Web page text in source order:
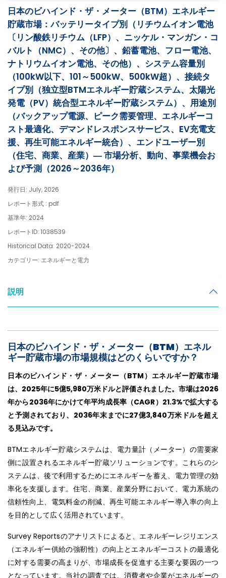
日本のビハインド・ザ・メーター（BTM）エネルギー
貯蔵市場：バッテリータイプ別（リチウムイオン電池
〔リン酸鉄リチウム（LFP）、ニッケル・マンガン・コ
バルト（NMC）、その他〕、鉛蓄電池、フロー電池、
ナトリウムイオン電池、その他）、システム容量別
（100kW以下、101～500kW、500kW超）、接続タ
イプ別（独立型BTMエネルギー貯蔵システム、太陽光
発電（PV）統合型エネルギー貯蔵システム）、用途別
（バックアップ電源、ピーク需要管理、エネルギーコ
スト最適化、デマンドレスポンスサービス、EV充電支
援、再生可能エネルギー統合）、エンドユーザー別
（住宅、商業、産業）― 市場分析、動向、事業機会お
よび予測（2026～2036年）
発行日: July, 2026
レポート形式 : pdf
基準年: 2024
レポートID: 1038539
Historical Data: 2020-2024
カテゴリー: エネルギーと電力
説明
日本のビハインド・ザ・メーター（BTM）エネル
ギー貯蔵市場の市場規模はどのくらいですか？
日本のビハインド・ザ・メーター（BTM）エネルギー貯蔵市場
は、2025年に5億5,980万米ドルと評価されました。市場は2026
年から2036年にかけて年平均成長率（CAGR）21.3%で拡大する
と予測されており、2036年末までに27億3,840万米ドルを超え
る見込みです。
BTMエネルギー貯蔵システムは、電力量計（メーター）の需要家
側に設置されるエネルギー貯蔵ソリューションです。これらのシ
ステムは、後で利用するためにエネルギーを蓄え、電力管理の効
率化を支援します。住宅、商業、産業分野において、電力系統の
信頼性向上、電気料金の削減、再生可能エネルギー導入率の向上
を目的として広く活用されています。
Survey Reportsのアナリストによると、エネルギーレジリエンス
（エネルギー供給の強靭性）の向上とエネルギーコストの最適化
に対する需要の高まりが、市場成長を促進する主要な要因の一つ
となっています。当社の調査では、消費者や企業がエネルギーの